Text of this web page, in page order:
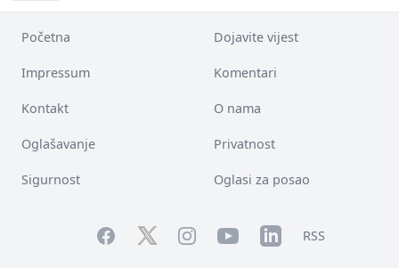
Početna Dojavite vijest
Impressum Komentari
Kontakt O nama
Oglašavanje Privatnost
Sigurnost Oglasi za posao
FacebookTwitterInstagramYouTubeLinkedInRSS